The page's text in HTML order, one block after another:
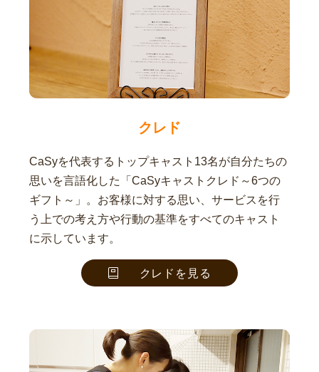
クレド
CaSyを代表するトップキャスト13名が自分たちの
思いを言語化した「CaSyキャストクレド～6つの
ギフト～」。お客様に対する思い、サービスを行
う上での考え方や行動の基準をすべてのキャスト
に示しています。
クレドを見る